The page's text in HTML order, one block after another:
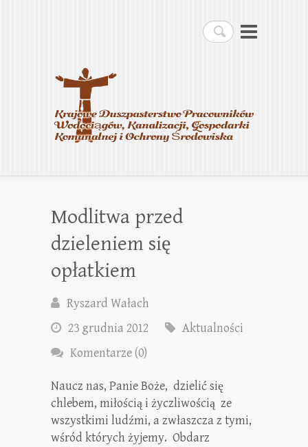
Szukaj
Krajowe Duszpasterstwo
Pracowników
Wodociągów, Kanalizacji,
Gospodarki Komunalnej i
Ochrony Środowiska
Modlitwa przed
dzieleniem się
opłatkiem
Ryszard Wałach
23 grudnia 2012
Aktualności
Komentarze (0)
Naucz nas, Panie Boże, dzielić się
chlebem, miłością i życzliwością ze
wszystkimi ludźmi, a zwłaszcza z tymi,
wśród których żyjemy. Obdarz